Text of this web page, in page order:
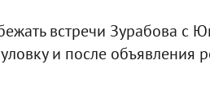
встречи Зурабова с
и после объявления